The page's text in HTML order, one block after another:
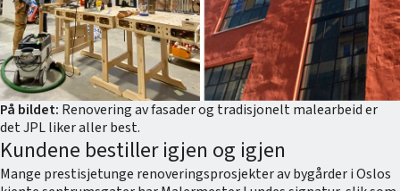
På bildet: Renovering av fasader og tradisjonelt malearbeid er
det JPL liker aller best.
Kundene bestiller igjen og igjen
Mange prestisjetunge renoveringsprosjekter av bygårder i Oslos